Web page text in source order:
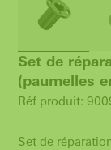
Set de
(paumelles
Réf produit:
Set de